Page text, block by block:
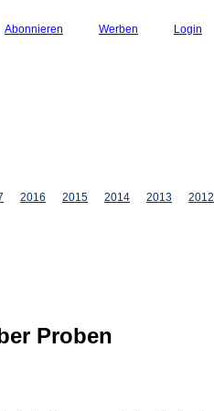
Abonnieren Werben Login
2016 2015 2014 2013 2012
Proben